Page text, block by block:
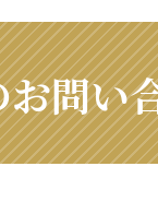
問い